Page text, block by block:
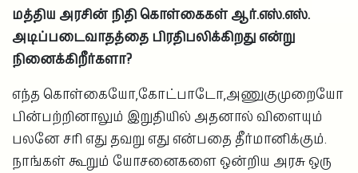
மத்திய அரசின் நிதி கொள்கைகள் ஆர்.எஸ்.எஸ்.
அடிப்படைவாதத்தை பிரதிபலிக்கிறது என்று
நினைக்கிறீர்களா?
எந்த கொள்கையோ,கோட்பாடோ,அணுகுமுறையோ
பின்பற்றினாலும் இறுதியில் அதனால் விளையும்
பலனே சரி எது தவறு எது என்பதை தீர்மானிக்கும்.
நாங்கள் கூறும் யோசனைகளை ஒன்றிய அரசு ஒரு